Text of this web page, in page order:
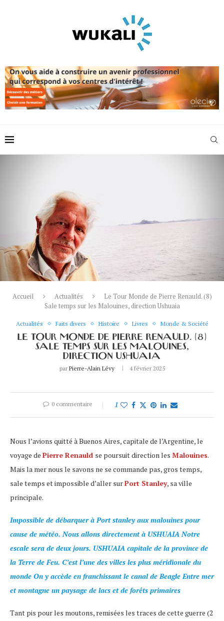
Accueil Actualités
Le Tour Monde de Pierre Renauld. (8)
Sale temps sur les Malouines, direction Ushuaia
Actualités Faits divers Histoire Livres Monde & Société
LE TOUR MONDE DE PIERRE RENAULD. (8)
SALE TEMPS SUR LES MALOUINES,
DIRECTION USHUAIA
par Pierre-Alain Lévy 4 février 2025
0 commentaire 1
Nous l’avions quitté à Buenos Aires, capitale de l’Argentine, le
voyage de Pierre Renauld se poursuit direction les Malouines.
Mais la mer nous le savons ne se commande pas, gros temps,
sale temps et impossible d’aller surPort Stanley, sa ville
principale.
Impossible de débarquer à Port stanley aux malouines pour
cause de météo. Nous allons directement à USHUAIA Notre
escale sera de deux jours. USHUAIA capitale de la province de
la Terre de Feu. C’est l’une des villes les plus méridionale du
monde On y accède en franchissant le canal de Beagle Entre mer
et montagne un paysage de lacs et de forêts primaires
Tant pis pour les moutons, remisées les traces de cette guerre (2